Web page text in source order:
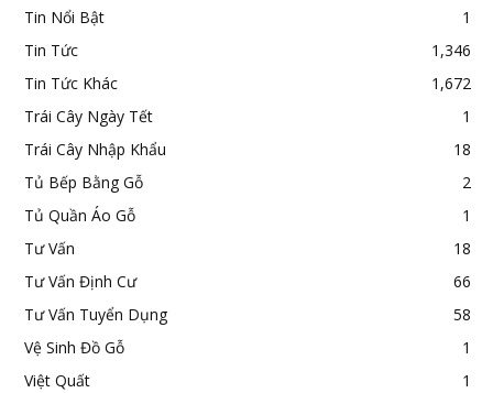
Tin Nổi Bật
1
Tin Tức
1,346
Tin Tức Khác
1,672
Trái Cây Ngày Tết
1
Trái Cây Nhập Khẩu
18
Tủ Bếp Bằng Gỗ
2
Tủ Quần Áo Gỗ
1
Tư Vấn
18
Tư Vấn Định Cư
66
Tư Vấn Tuyển Dụng
58
Vệ Sinh Đồ Gỗ
1
Việt Quất
1